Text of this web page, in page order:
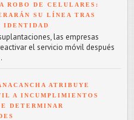
ROBO DE CELULARES:
SU LÍNEA TRAS
IDENTIDAD
las empresas
el servicio móvil después
ATRIBUYE
A INCUMPLIMIENTOS
DETERMINAR